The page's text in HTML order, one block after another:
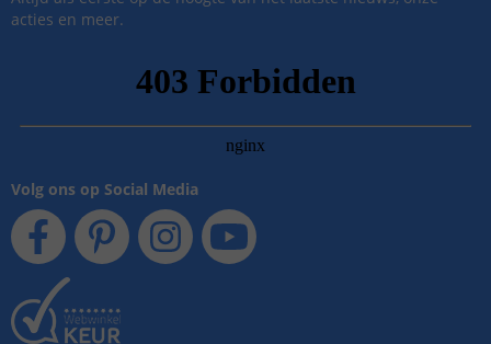
acties en meer.
Volg ons op Social Media